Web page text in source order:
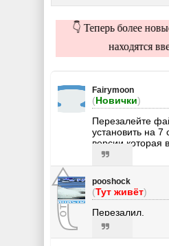
👇 Теперь более
находятся
Fairymoon
(Новички)
Перезалейте
установить на 7
версии которая
pooshock
(Тут живёт)
Перезалил.